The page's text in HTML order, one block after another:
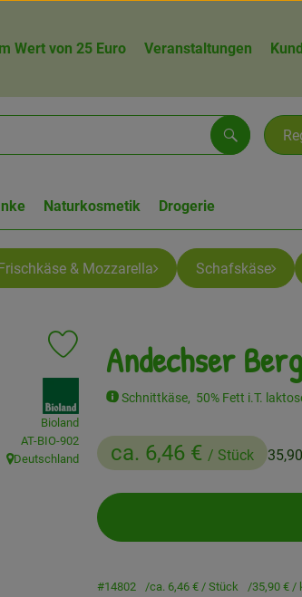
Wert von 25 Euro Veranstaltungen
Suchen
Naturkosmetik Drogerie
& Mozzarella Schafskäse
Andechser
Schnittkäse, 50% Fett i.T.
ca. 6,46 € / Stück
Produkt zu Favouriten hinzufügen
Bioland
, Kontrollstelle:
AT-BIO-902
, Herkunft:
Deutschland
#14802 ca. 6,46 € / Stück 35,90 € /